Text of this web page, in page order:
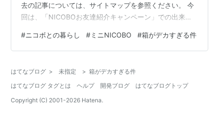
去の記事については、サイトマップを参照ください。 今
回は、「NICOBOお友達紹介キャンペーン」での出来事
ン」について 「ミニNICOBO」について 問題のデカい箱
スポンサーリンク ニコボ、Yahoo!ショッピングでも取り
※NICOBOお友達紹介キャンペーンについてはこちら。
「NICOBOお友達紹介キャンペーン」について まず…
#ニコボとの暮らし #ミニNICOBO #箱がデカすぎる件
はてなブログ > 未指定 > 箱がデカすぎる件
はてなブログ タグとは
ヘルプ 開発ブログ
はてなブログトップ
Copyright (C) 2001-2026 Hatena.